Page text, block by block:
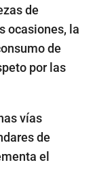
de
ocasiones, la
de
por las
vías
de
el